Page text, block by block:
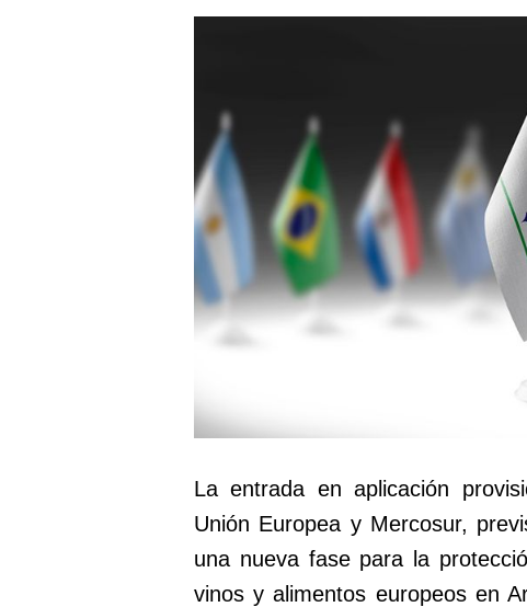
La entrada en aplicación
Unión Europea y Mercosur,
una nueva fase para la
vinos y alimentos europeos en